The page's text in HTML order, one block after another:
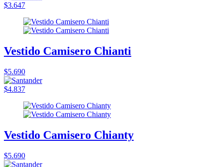
$3.647
Vestido Camisero Chianti
$5.690
$4.837
Vestido Camisero Chianty
$5.690